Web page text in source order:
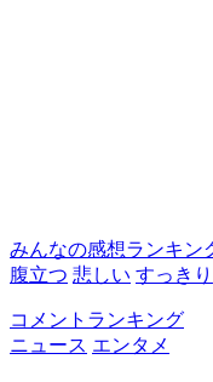
みんなの感想ランキン
腹立つ 悲しい すっきり
コメントランキング
ニュース エンタメ